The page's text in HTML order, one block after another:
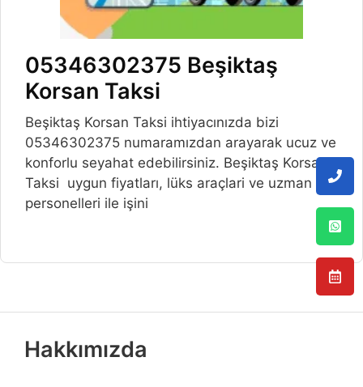
05346302375 Beşiktaş
Korsan Taksi
Beşiktaş Korsan Taksi ihtiyacınızda bizi
05346302375 numaramızdan arayarak ucuz ve
konforlu seyahat edebilirsiniz. Beşiktaş Korsan
Taksi uygun fiyatları, lüks araçlari ve uzman
personelleri ile işini
Hakkımızda